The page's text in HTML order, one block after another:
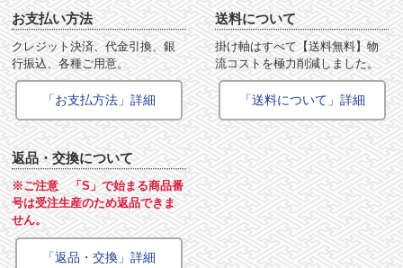
お支払い方法
クレジット決済、代金引換、銀
行振込、各種ご用意。
「お支払方法」詳細
送料について
掛け軸はすべて【送料無料】物
流コストを極力削減しました。
「送料について」詳細
返品・交換について
※ご注意 「S」で始まる商品番
号は受注生産のため返品できま
せん。
「返品・交換」詳細